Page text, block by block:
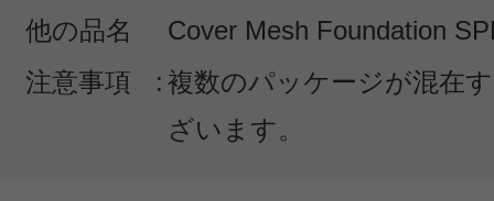
他の品名
Cover Mesh Foundation
注意事項
: 複数のパッケージが混在
ざいます。